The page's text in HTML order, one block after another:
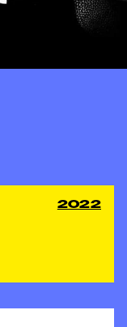
2022